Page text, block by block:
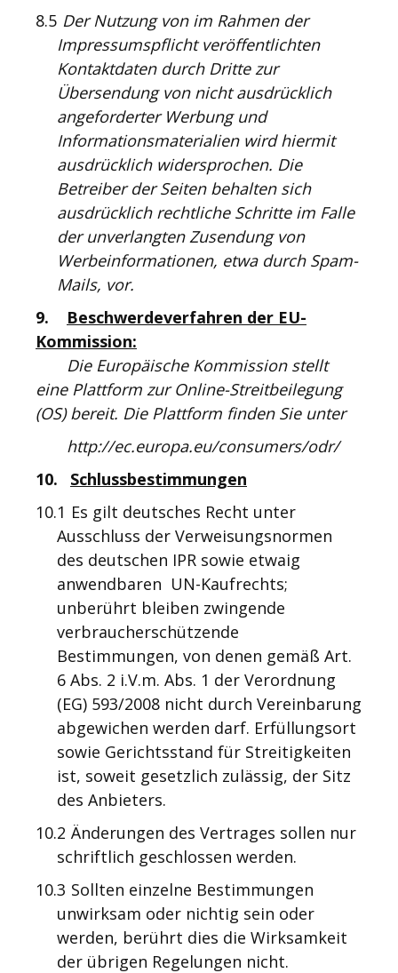
8.5 Der Nutzung von im Rahmen der
Impressumspflicht veröffentlichten
Kontaktdaten durch Dritte zur
Übersendung von nicht ausdrücklich
angeforderter Werbung und
Informationsmaterialien wird hiermit
ausdrücklich widersprochen. Die
Betreiber der Seiten behalten sich
ausdrücklich rechtliche Schritte im Falle
der unverlangten Zusendung von
Werbeinformationen, etwa durch Spam-
Mails, vor.
9.
Beschwerdeverfahren der EU-
Kommission:
Die Europäische Kommission stellt
eine Plattform zur Online-Streitbeilegung
(OS) bereit. Die Plattform finden Sie unter
http://ec.europa.eu/consumers/odr/
10.
Schlussbestimmungen
10.1 Es gilt deutsches Recht unter
Ausschluss der Verweisungsnormen
des deutschen IPR sowie etwaig
anwendbaren UN-Kaufrechts;
unberührt bleiben zwingende
verbraucherschützende
Bestimmungen, von denen gemäß Art.
6 Abs. 2 i.V.m. Abs. 1 der Verordnung
(EG) 593/2008 nicht durch Vereinbarung
abgewichen werden darf. Erfüllungsort
sowie Gerichtsstand für Streitigkeiten
ist, soweit gesetzlich zulässig, der Sitz
des Anbieters.
10.2 Änderungen des Vertrages sollen nur
schriftlich geschlossen werden.
10.3 Sollten einzelne Bestimmungen
unwirksam oder nichtig sein oder
werden, berührt dies die Wirksamkeit
der übrigen Regelungen nicht.